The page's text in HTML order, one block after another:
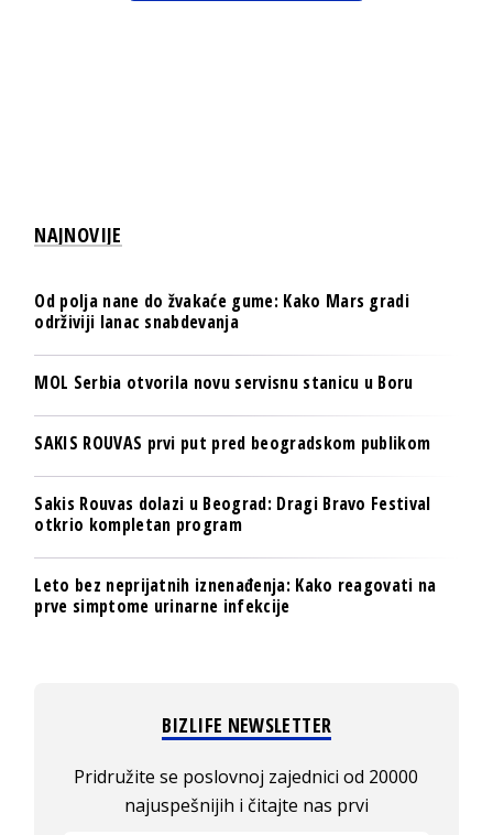
NAJNOVIJE
Od polja nane do žvakaće gume: Kako Mars gradi
održiviji lanac snabdevanja
MOL Serbia otvorila novu servisnu stanicu u Boru
SAKIS ROUVAS prvi put pred beogradskom publikom
Sakis Rouvas dolazi u Beograd: Dragi Bravo Festival
otkrio kompletan program
Leto bez neprijatnih iznenađenja: Kako reagovati na
prve simptome urinarne infekcije
BIZLIFE NEWSLETTER
Pridružite se poslovnoj zajednici od 20000
najuspešnijih i čitajte nas prvi